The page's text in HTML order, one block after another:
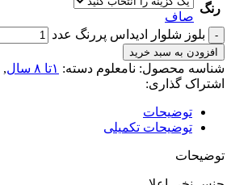
رنگ
صاف
بلوز شلوار ادیداس پررنگ عدد
افزودن به سبد خرید
شناسه محصول: نامعلوم دسته: ۱تا ۸ سال ,
اشتراک گذاری:
توضیحات
توضیحات تکمیلی
توضیحات